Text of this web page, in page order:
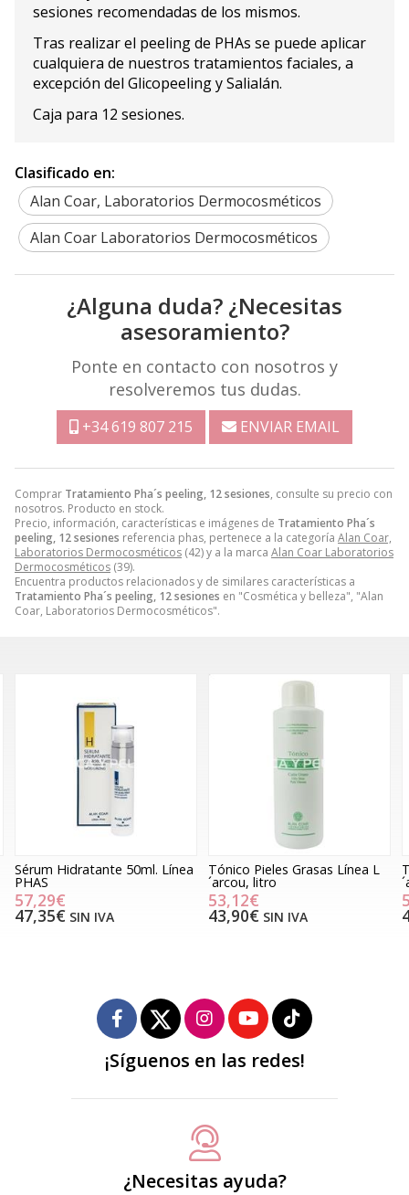
Comprar Tratamiento Pha´s peeling, 12 sesiones, consulte su precio con
nosotros. Producto en stock.
Precio, información, características e imágenes de Tratamiento Pha´s
peeling, 12 sesiones referencia phas, pertenece a la categoría Alan Coar,
Laboratorios Dermocosméticos (42) y a la marca Alan Coar Laboratorios
Dermocosméticos (39).
Encuentra productos relacionados y de similares características a
Tratamiento Pha´s peeling, 12 sesiones en "Cosmética y belleza", "Alan
Coar, Laboratorios Dermocosméticos".
sesiones recomendadas de los mismos.
Tras realizar el peeling de PHAs se puede aplicar
cualquiera de nuestros tratamientos faciales, a
excepción del Glicopeeling y Salialán.
Caja para 12 sesiones.
Clasificado en:
Alan Coar, Laboratorios Dermocosméticos
Alan Coar Laboratorios Dermocosméticos
¿Alguna duda? ¿Necesitas
asesoramiento?
Ponte en contacto con nosotros y
resolveremos tus dudas.
+34 619 807 215 ENVIAR EMAIL
Sérum Hidratante 50ml. Línea
PHAS
57,29€
47,35€ SIN IVA
Tónico Pieles Grasas Línea L
´arcou, litro
53,12€
43,90€ SIN IVA
¡Síguenos en las redes!
¿Necesitas ayuda?